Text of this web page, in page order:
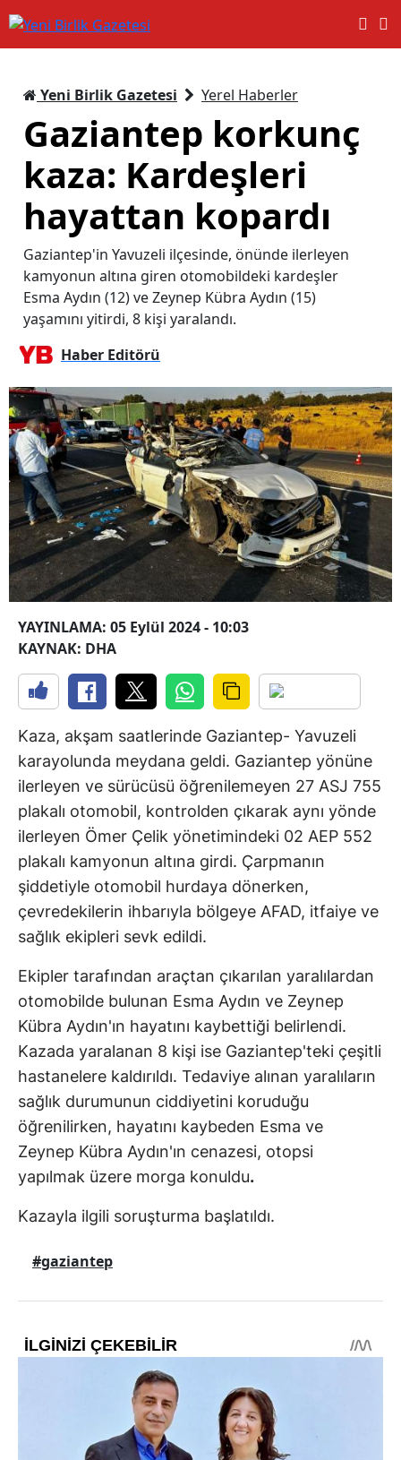
Yeni Birlik Gazetesi Yerel Haberler
Gaziantep korkunç
kaza: Kardeşleri
hayattan kopardı
Gaziantep'in Yavuzeli ilçesinde, önünde ilerleyen
kamyonun altına giren otomobildeki kardeşler
Esma Aydın (12) ve Zeynep Kübra Aydın (15)
yaşamını yitirdi, 8 kişi yaralandı.
Haber Editörü
YAYINLAMA: 05 Eylül 2024 - 10:03
KAYNAK: DHA
Kaza, akşam saatlerinde Gaziantep- Yavuzeli
karayolunda meydana geldi. Gaziantep yönüne
ilerleyen ve sürücüsü öğrenilemeyen 27 ASJ 755
plakalı otomobil, kontrolden çıkarak aynı yönde
ilerleyen Ömer Çelik yönetimindeki 02 AEP 552
plakalı kamyonun altına girdi. Çarpmanın
şiddetiyle otomobil hurdaya dönerken,
çevredekilerin ihbarıyla bölgeye AFAD, itfaiye ve
sağlık ekipleri sevk edildi.
Ekipler tarafından araçtan çıkarılan yaralılardan
otomobilde bulunan Esma Aydın ve Zeynep
Kübra Aydın'ın hayatını kaybettiği belirlendi.
Kazada yaralanan 8 kişi ise Gaziantep'teki çeşitli
hastanelere kaldırıldı. Tedaviye alınan yaralıların
sağlık durumunun ciddiyetini koruduğu
öğrenilirken, hayatını kaybeden Esma ve
Zeynep Kübra Aydın'ın cenazesi, otopsi
yapılmak üzere morga konuldu.
Kazayla ilgili soruşturma başlatıldı.
#gaziantep